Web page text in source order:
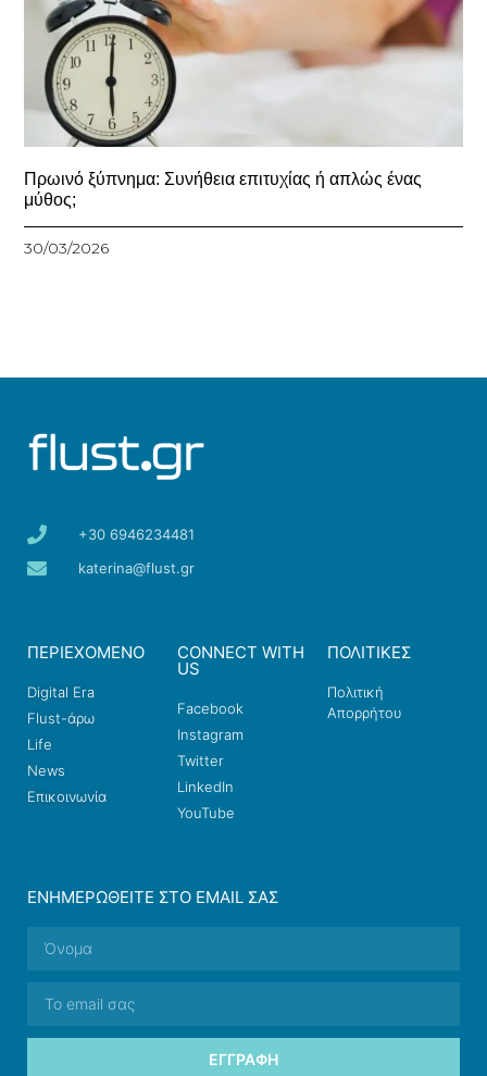
Πρωινό ξύπνημα: Συνήθεια επιτυχίας ή απλώς ένας
μύθος;
30/03/2026
+30 6946234481
katerina@flust.gr
ΠΕΡΙΕΧΟΜΕΝΟ
Digital Era
Flust-άρω
Life
News
Επικοινωνία
CONNECT WITH
US
Facebook
Instagram
Twitter
LinkedIn
YouTube
ΠΟΛΙΤΙΚΕΣ
Πολιτική
Απορρήτου
ΕΝΗΜΕΡΩΘΕΊΤΕ ΣΤΟ EMAIL ΣΑΣ
ΕΓΓΡΑΦΉ